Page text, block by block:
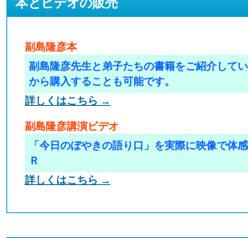
副島隆彦本
副島隆彦先生と弟子たちの書籍をご紹介して
から購入することも可能です。
詳しくはこちら →
副島隆彦講演ビデオ
「今日のぼやきの語り口」を実際に映像で体
Ｒ
詳しくはこちら →